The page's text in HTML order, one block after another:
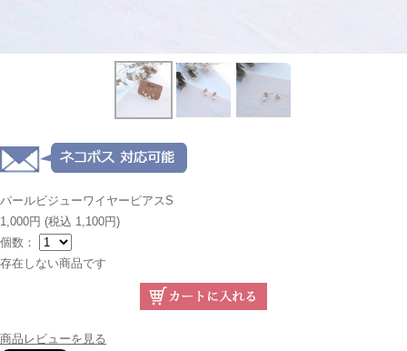
パールビジューワイヤーピアスS
1,000円 (税込 1,100円)
個数：
存在しない商品です
商品レビューを見る